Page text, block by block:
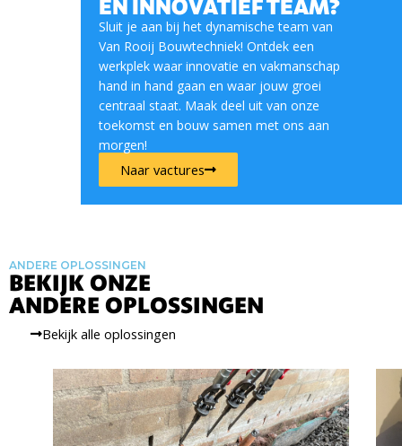
Sluit je aan bij het dynamische team van
Van Rooij Bouwtechniek! Ontdek een
werkplek waar innovatie en vakmanschap
hand in hand gaan en waar jouw groei
centraal staat. Maak deel uit van onze
toekomst en bouw samen met ons aan
morgen!
Naar vactures
ANDERE OPLOSSINGEN
BEKIJK ONZE
ANDERE OPLOSSINGEN
Bekijk alle oplossingen